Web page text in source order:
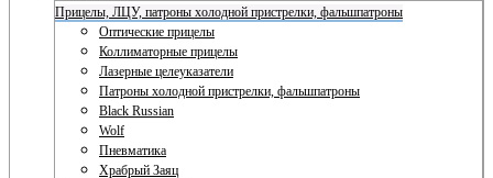
Прицелы, ЛЦУ, патроны холодной пристрелки, фальшпатроны
Оптические прицелы
Коллиматорные прицелы
Лазерные целеуказатели
Патроны холодной пристрелки, фальшпатроны
Black Russian
Wolf
Пневматика
Храбрый Заяц